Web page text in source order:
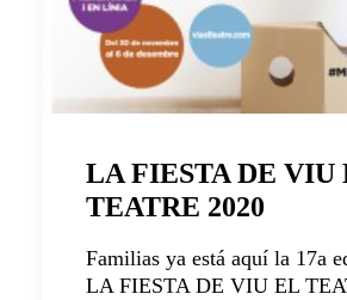
LA FIESTA DE VIU
TEATRE 2020
Familias ya está aquí la 17a
LA FIESTA DE VIU EL